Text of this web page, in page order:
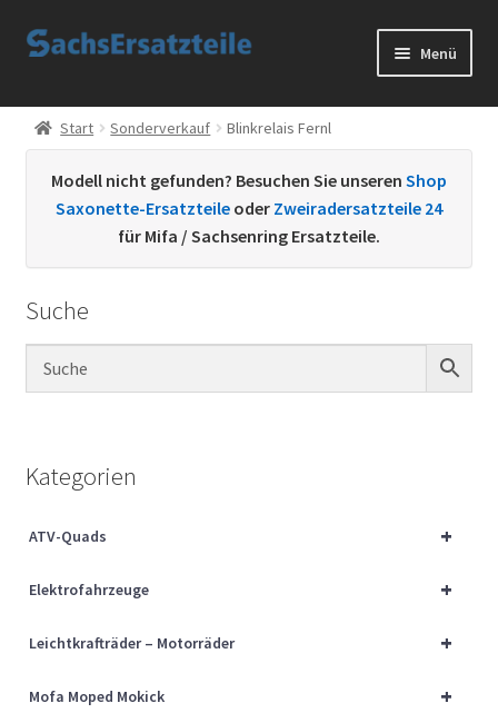
Zur
Zum
Menü
Start
Kontakt
Widerrufsbelehrung
Cart
Start Sonderverkauf Blinkrelais Fernl
Modell nicht gefunden? Besuchen Sie unseren Shop
Saxonette-Ersatzteile oder Zweiradersatzteile 24
für Mifa / Sachsenring Ersatzteile.
Suche
Kategorien
+
ATV-Quads
+
Elektrofahrzeuge
+
Leichtkrafträder – Motorräder
+
Mofa Moped Mokick